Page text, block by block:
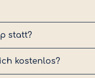
statt?
kostenlos?